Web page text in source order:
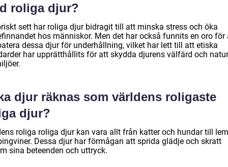
roliga djur?
sett har roliga djur bidragit till att minska stress och öka
hos människor. Men det har också funnits en oro för
dessa djur för underhållning, vilket har lett till att etiska
har upprätthållits för att skydda djurens välfärd och
djur räknas som världens roligaste
djur?
roliga roliga djur kan vara allt från katter och hundar till
Dessa djur har förmågan att sprida glädje och skratt
sina beteenden och uttryck.